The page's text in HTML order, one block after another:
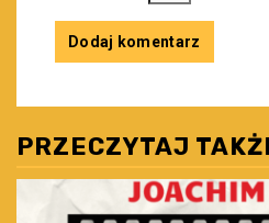
PRZECZYTAJ